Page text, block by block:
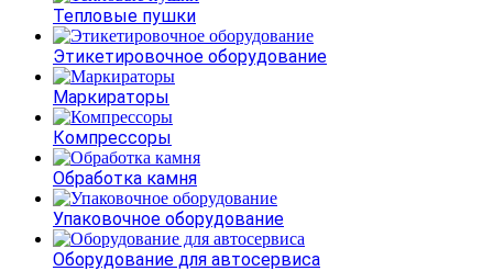
Тепловые пушки
Этикетировочное оборудование
Маркираторы
Компрессоры
Обработка камня
Упаковочное оборудование
Оборудование для автосервиса